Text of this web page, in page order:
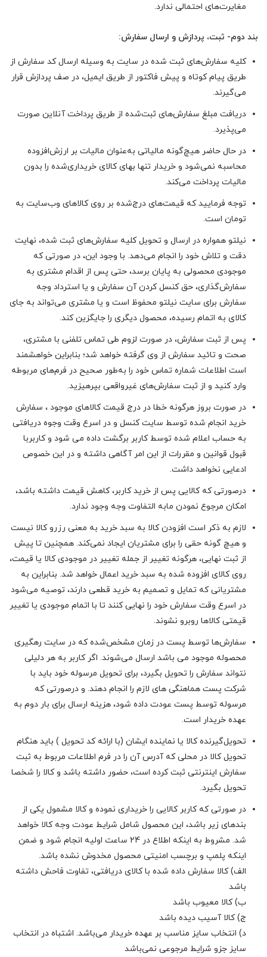
مغایرت‌های احتمالی ندارد.
بند دوم- ثبت، پردازش و ارسال سفارش:
کلیه سفارش‌‏های ثبت شده در سایت به وسیله ارسال کد سفارش از
طریق پیام کوتاه و پیش فاکتور از طریق ایمیل، در صف پردازش قرار
می‏‌گیرند.
دریافت مبلغ سفارش‌های ثبت‌شده از طریق پرداخت آنلاین صورت
می‌پذیرد.
در حال حاضر هیچ‌گونه مالیاتی به‌عنوان مالیات بر ارزش‌افزوده
محاسبه نمی‌شود و خریدار تنها بهای کالای خریداری‌شده را بدون
مالیات پرداخت می‌کند.
توجه فرمایید که قیمت‌های درج‌شده بر روی کالاهای وب‌سایت به
تومان است.
نیلتو همواره در ارسال و تحویل کلیه سفارش‌‏های ثبت شده، نهایت
دقت و تلاش خود را انجام می‌دهد. با وجود این، در صورتی که
موجودی محصولی به پایان برسد، حتی پس از اقدام مشتری به
سفارش‌‏گذاری، حق کنسل کردن آن سفارش و یا استرداد وجه
سفارش برای سایت نیلتو محفوظ است و یا مشتری می‏‌تواند به جای
کالای به اتمام رسیده، محصول دیگری را جایگزین کند.
پس از ثبت سفارش، در صورت لزوم طی تماس تلفنی با مشتری،
صحت و تائید سفارش از وی گرفته خواهد شد؛ بنابراین خواهشمند
است اطلاعات شماره تماس خود را به‌طور صحیح در فرم‌های مربوطه
وارد کنید و از ثبت سفارش‌های غیرواقعی بپرهیزید.
در صورت بروز هرگونه خطا در درج قیمت کالاهای موجود ، سفارش
خرید انجام شده توسط سایت کنسل و در اسرع وقت وجوه دریافتی
به حساب اعلام شده توسط کاربر برگشت داده می شود و کاربربا
قبول قوانین و مقررات از این امر آگاهی داشته و در این خصوص
ادعایی نخواهد داشت.
درصورتی که کالایی پس از خرید کاربر، کاهش قیمت داشته باشد،
امکان مرجوع نمودن مابه التفاوت وجه وجود ندارد.
لازم به ذکر است افزودن کالا به سبد خرید به معنی رزرو کالا نیست
و هیچ گونه حقی را برای مشتریان ایجاد نمی‌کند. همچنین تا پیش
از ثبت نهایی، هرگونه تغییر از جمله تغییر در موجودی کالا یا قیمت،
روی کالای افزوده شده به سبد خرید اعمال خواهد شد. بنابراین به
مشتریانی که تمایل و تصمیم به خرید قطعی دارند، توصیه می‌شود
در اسرع وقت سفارش خود را نهایی کنند تا با اتمام موجودی یا تغییر
قیمتی کالاها روبرو نشوند.
سفارش‌ها توسط پست در زمان مشخص‌شده که در سایت رهگیری
محصوله موجود می باشد ارسال می‌شوند. اگر کاربر به هر دلیلی
نتواند سفارش را تحویل بگیرد، برای تحویل مرسوله خود باید با
شرکت پست هماهنگی های لازم را انجام دهند. و درصورتی که
مرسوله توسط پست عودت داده شود، هزینه ارسال برای بار دوم به
عهده خریدار است.
تحویل‌گیرنده کالا یا نماینده ایشان (با ارائه کد تحویل ) باید هنگام
تحویل کالا در محلی که آدرس آن را در فرم اطلاعات مربوط به ثبت
سفارش اینترنتی ثبت کرده است، حضور داشته باشد و کالا را شخصا
تحویل بگیرد.
در صورتی که کاربر کالایی را خریداری نموده و کالا مشمول یکی از
بندهای زیر باشد، این محصول شامل شرایط عودت وجه کالا خواهد
شد. مشروط به اینکه اطلاع در 24 ساعت اولیه انجام شود و ضمن
اینکه پلمپ و برچسب امنیتی محصول مخدوش نشده باشد.
الف) کالا سفارش داده شده با کالای دریافتی، تفاوت فاحش داشته
باشد
ب) کالا معیوب باشد
ج) کالا آسیب دیده باشد
د) انتخاب سایز مناسب بر عهده خریدار می‌باشد. اشتباه در انتخاب
سایز جزو شرایط مرجوعی نمی‌باشد